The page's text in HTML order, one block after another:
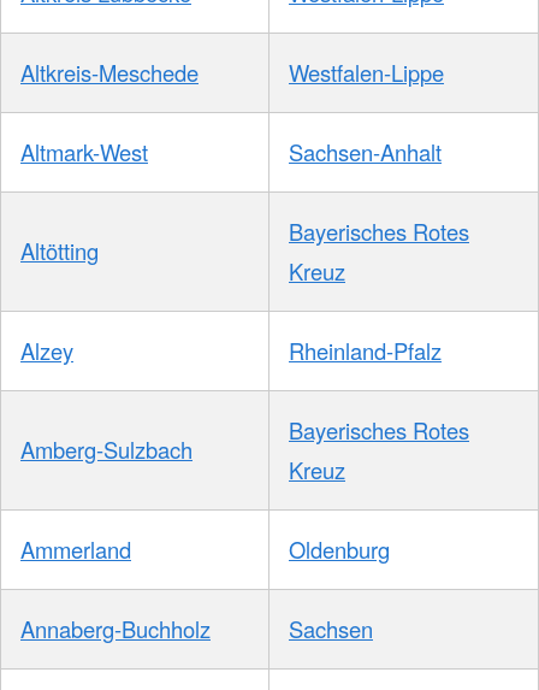
Altkreis-Meschede Westfalen-Lippe
Altmark-West Sachsen-Anhalt
Altötting
Bayerisches Rotes
Kreuz
Alzey Rheinland-Pfalz
Amberg-Sulzbach
Bayerisches Rotes
Kreuz
Ammerland Oldenburg
Annaberg-Buchholz Sachsen